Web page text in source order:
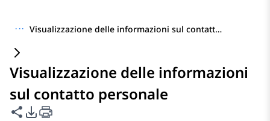
··· Visualizzazione delle informazioni sul contatto personale
Visualizzazione delle informazioni
sul contatto personale
Condividi questa pagina
Opzioni di esportazione PDF